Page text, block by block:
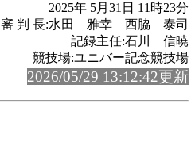
2025年 5月31日 11時23分
審 判 長:水田 雅幸 西脇 泰司
記録主任:石川 信暁
競技場:ユニバー記念競技場
2026/05/29 13:12:42更新